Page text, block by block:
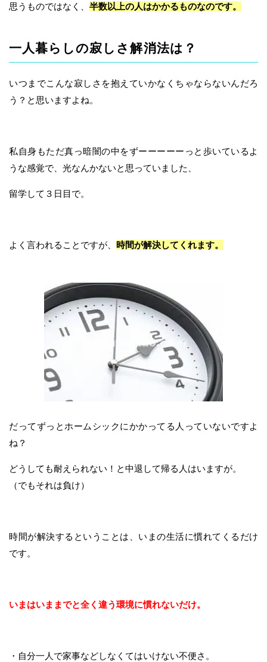
思うものではなく、 半数以上の人はかかるものなのです。
一人暮らしの寂しさ解消法は？
いつまでこんな寂しさを抱えていかなくちゃならないんだろ
う？と思いますよね。
私自身もただ真っ暗闇の中をずーーーーーっと歩いているよ
うな感覚で、光なんかないと思っていました、
留学して３日目で。
よく言われることですが、 時間が解決してくれます。
だってずっとホームシックにかかってる人っていないですよ
ね？
どうしても耐えられない！と中退して帰る人はいますが。
（でもそれは負け）
時間が解決するということは、いまの生活に慣れてくるだけ
です。
いまはいままでと全く違う環境に慣れないだけ。
・自分一人で家事などしなくてはいけない不便さ。